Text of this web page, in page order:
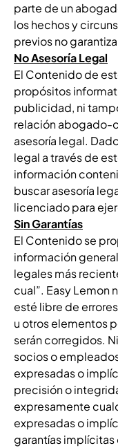
parte de un
los hechos y
previos no
No Asesoría Legal
El Contenido de
propósitos
publicidad, ni
relación abogado-
asesoría legal.
legal a través de
información
buscar asesoría
licenciado para
Sin Garantías
El Contenido se
información
legales más
cual”. Easy Lemon
esté libre de
u otros elementos
serán corregidos.
socios o
expresadas o
precisión o
expresamente
expresadas o
garantías